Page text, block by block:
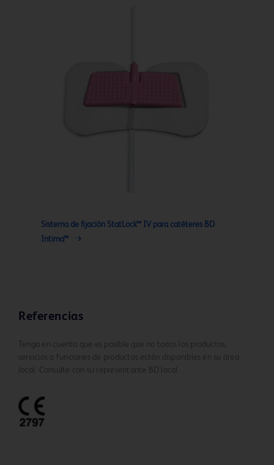
Sistema de fijación StatLock™ IV para catéteres BD
Intima™
Referencias
Tenga en cuenta que es posible que no todos los productos,
servicios o funciones de productos estén disponibles en su área
local. Consulte con su representante BD local.